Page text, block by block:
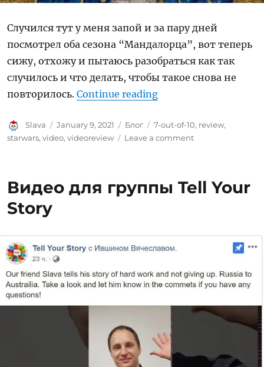
Случился тут у меня запой и за пару дней
посмотрел оба сезона “Мандалорца”, вот теперь
сижу, отхожу и пытаюсь разобраться как так
случилось и что делать, чтобы такое снова не
повторилось.Continue reading“Ревью:
Author
Slava
Posted
on
January 9, 2021 Categories
Блог Tags
7-out-of-10, review,
starwars,video,videoreview Leave a commenton
–
Видео для группы Tell Your
Story